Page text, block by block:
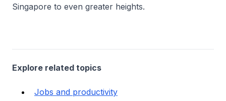
Singapore to even greater heights.
Explore related topics
Jobs and productivity